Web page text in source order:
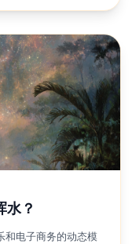
AI使用户能够
水？
和电子商务的动态模